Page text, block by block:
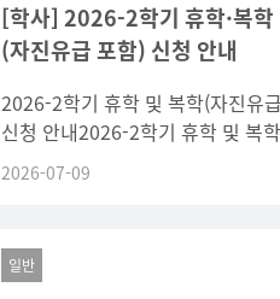
[학사] 2026-2학기 휴학·복학
(자진유급 포함) 신청 안내
2026-2학기 휴학 및 복학(자진유
신청 안내2026-2학기 휴학 및 복학
(자진유급 포함) 신청 일정을 아래와
안내하오니, 희망하는 학생은 기간
2026-07-09
일반